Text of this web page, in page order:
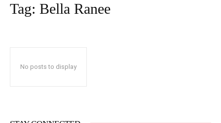
Tag: Bella Ranee
No posts to display